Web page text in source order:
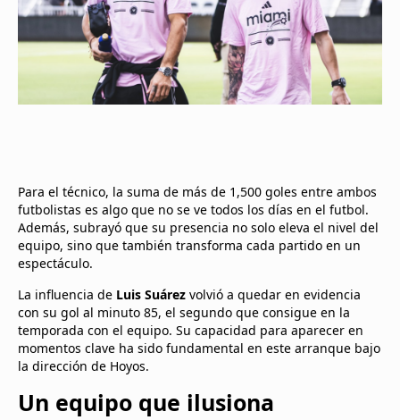
Para el técnico, la suma de más de 1,500 goles entre ambos
futbolistas es algo que no se ve todos los días en el futbol.
Además, subrayó que su presencia no solo eleva el nivel del
equipo, sino que también transforma cada partido en un
espectáculo.
La influencia de Luis Suárez volvió a quedar en evidencia
con su gol al minuto 85, el segundo que consigue en la
temporada con el equipo. Su capacidad para aparecer en
momentos clave ha sido fundamental en este arranque bajo
la dirección de Hoyos.
Un equipo que ilusiona